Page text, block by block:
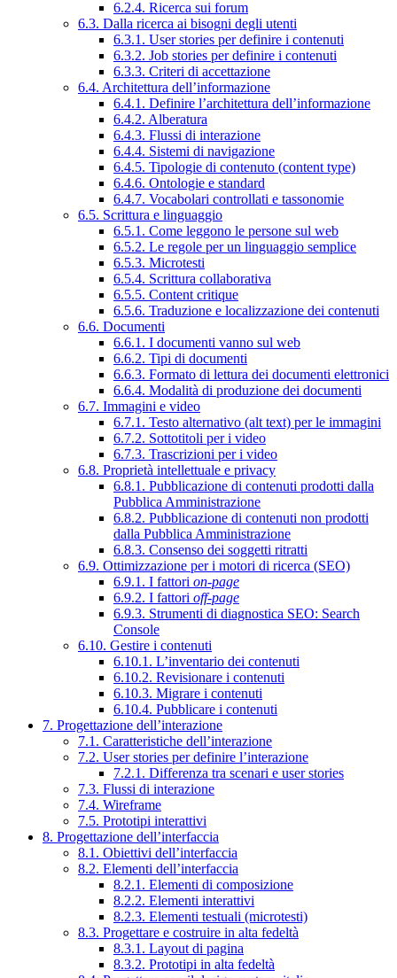
6.2.4. Ricerca sui forum
6.3. Dalla ricerca ai bisogni degli utenti
6.3.1. User stories per definire i contenuti
6.3.2. Job stories per definire i contenuti
6.3.3. Criteri di accettazione
6.4. Architettura dell’informazione
6.4.1. Definire l’architettura dell’informazione
6.4.2. Alberatura
6.4.3. Flussi di interazione
6.4.4. Sistemi di navigazione
6.4.5. Tipologie di contenuto (content type)
6.4.6. Ontologie e standard
6.4.7. Vocabolari controllati e tassonomie
6.5. Scrittura e linguaggio
6.5.1. Come leggono le persone sul web
6.5.2. Le regole per un linguaggio semplice
6.5.3. Microtesti
6.5.4. Scrittura collaborativa
6.5.5. Content critique
6.5.6. Traduzione e localizzazione dei contenuti
6.6. Documenti
6.6.1. I documenti vanno sul web
6.6.2. Tipi di documenti
6.6.3. Formato di lettura dei documenti elettronici
6.6.4. Modalità di produzione dei documenti
6.7. Immagini e video
6.7.1. Testo alternativo (alt text) per le immagini
6.7.2. Sottotitoli per i video
6.7.3. Trascrizioni per i video
6.8. Proprietà intellettuale e privacy
6.8.1. Pubblicazione di contenuti prodotti dalla
Pubblica Amministrazione
6.8.2. Pubblicazione di contenuti non prodotti
dalla Pubblica Amministrazione
6.8.3. Consenso dei soggetti ritratti
6.9. Ottimizzazione per i motori di ricerca (SEO)
6.9.1. I fattori on-page
6.9.2. I fattori off-page
6.9.3. Strumenti di diagnostica SEO: Search
Console
6.10. Gestire i contenuti
6.10.1. L’inventario dei contenuti
6.10.2. Revisionare i contenuti
6.10.3. Migrare i contenuti
6.10.4. Pubblicare i contenuti
7. Progettazione dell’interazione
7.1. Caratteristiche dell’interazione
7.2. User stories per definire l’interazione
7.2.1. Differenza tra scenari e user stories
7.3. Flussi di interazione
7.4. Wireframe
7.5. Prototipi interattivi
8. Progettazione dell’interfaccia
8.1. Obiettivi dell’interfaccia
8.2. Elementi dell’interfaccia
8.2.1. Elementi di composizione
8.2.2. Elementi interattivi
8.2.3. Elementi testuali (microtesti)
8.3. Progettare e costruire in alta fedeltà
8.3.1. Layout di pagina
8.3.2. Prototipi in alta fedeltà